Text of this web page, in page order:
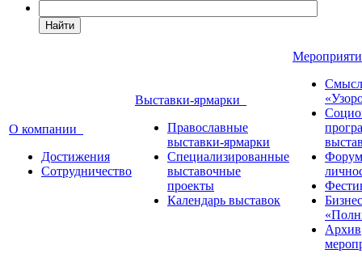
Найти
О компании
Достижения
Сотрудничество
Выставки-ярмарки
Православные
выставки-ярмарки
Специализированные
выставочные
проекты
Календарь выставок
Форум
Архив